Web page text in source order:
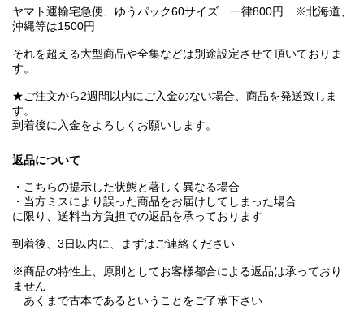
ヤマト運輸宅急便、ゆうパック60サイズ 一律800円 ※北海道、
沖縄等は1500円
それを超える大型商品や全集などは別途設定させて頂いておりま
す。
★ご注文から2週間以内にご入金のない場合、商品を発送致しま
す。
到着後に入金をよろしくお願いします。
返品について
・こちらの提示した状態と著しく異なる場合
・当方ミスにより誤った商品をお届けしてしまった場合
に限り、送料当方負担での返品を承っております
到着後、3日以内に、まずはご連絡ください
※商品の特性上、原則としてお客様都合による返品は承っており
ません
あくまで古本であるということをご了承下さい